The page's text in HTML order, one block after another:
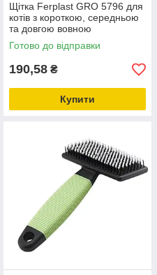
Щітка Ferplast GRO 5796 для
котів з короткою, середньою
та довгою вовною
Готово до відправки
190,58 ₴
Купити